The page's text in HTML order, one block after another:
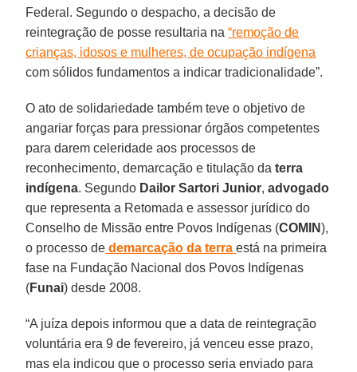
Federal. Segundo o despacho, a decisão de
reintegração de posse resultaria na“remoção de
crianças, idosos e mulheres, de ocupação indígena
com sólidos fundamentos a indicar tradicionalidade”.
O ato de solidariedade também teve o objetivo de
angariar forças para pressionar órgãos competentes
para darem celeridade aos processos de
reconhecimento, demarcação e titulação da terra
indígena. Segundo Dailor Sartori Junior,advogado
que representa a Retomada e assessor jurídico do
Conselho de Missão entre Povos Indígenas (COMIN),
o processo de demarcação da terra está na primeira
fase na Fundação Nacional dos Povos Indígenas
(Funai) desde 2008.
“A juíza depois informou que a data de reintegração
voluntária era 9 de fevereiro, já venceu esse prazo,
mas ela indicou que o processo seria enviado para